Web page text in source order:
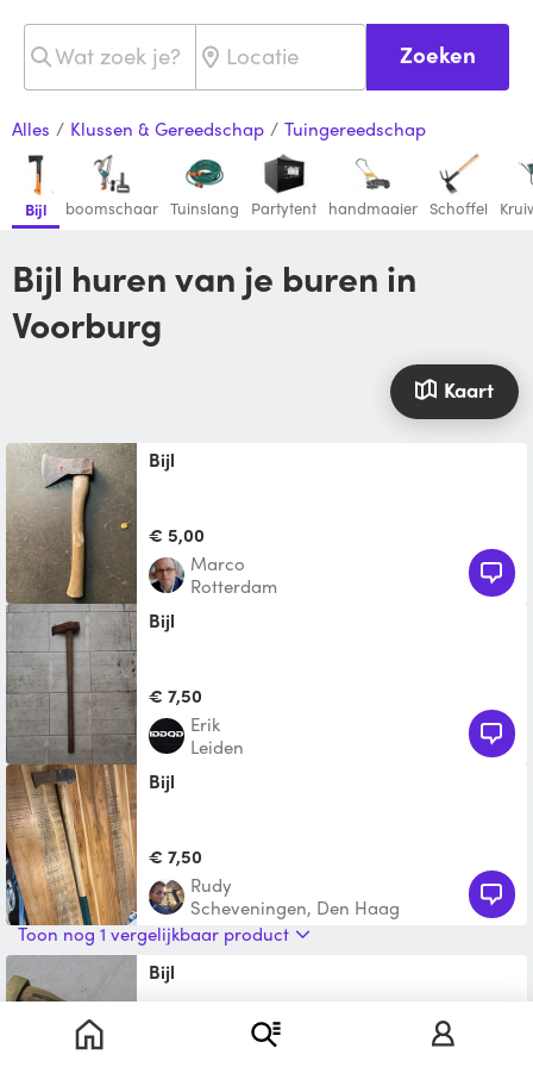
Zoeken
Alles / Klussen & Gereedschap / Tuingereedschap
Bijl boomschaar Tuinslang Partytent handmaaier Schoffel
Bijl huren van je buren in
Voorburg
Kaart
Bijl
€ 5,00
Marco
Rotterdam
bijl
€ 7,50
erik
Leiden
bijl
€ 7,50
Rudy
Scheveningen, Den Haag
Toon nog 1 vergelijkbaar product
Bijl